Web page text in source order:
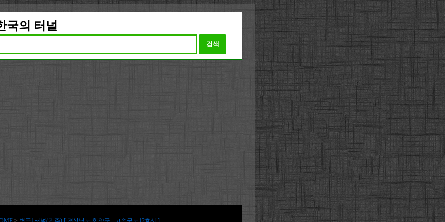
국의 터널
검색
> 병곡1터널(광주) [ 경상남도 함양군 , 고속국도12호선 ]